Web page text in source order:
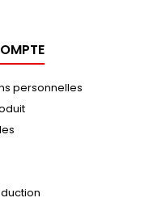
personnelles